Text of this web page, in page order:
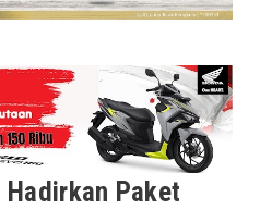
Hadirkan Paket